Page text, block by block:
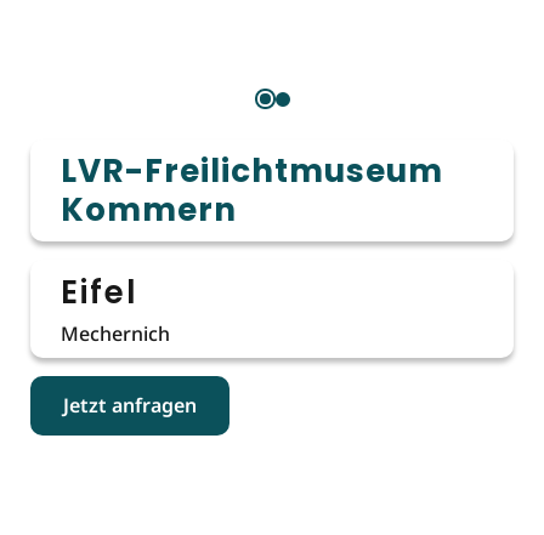
LVR-Freilichtmuseum
Kommern
Eifel
Mechernich
Jetzt anfragen